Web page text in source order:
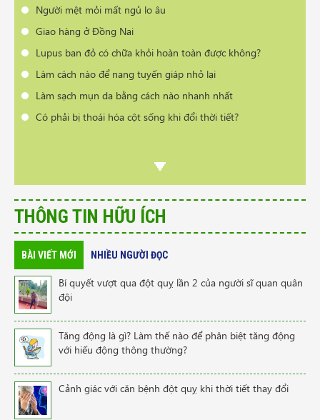
Người mệt mỏi mất ngủ lo âu
Giao hàng ở Đồng Nai
Lupus ban đỏ có chữa khỏi hoàn toàn được không?
Làm cách nào để nang tuyến giáp nhỏ lại
Làm sạch mụn da bằng cách nào nhanh nhất
Có phải bị thoái hóa cột sống khi đổi thời tiết?
THÔNG TIN HỮU ÍCH
BÀI VIẾT MỚI NHIỀU NGƯỜI ĐỌC
Bí quyết vượt qua đột quỵ lần 2 của người sĩ quan quân
đội
Tăng động là gì? Làm thế nào để phân biệt tăng động
với hiếu động thông thường?
Cảnh giác với căn bệnh đột quỵ khi thời tiết thay đổi